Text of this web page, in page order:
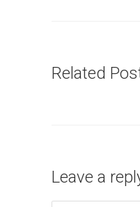
Related
Leave a